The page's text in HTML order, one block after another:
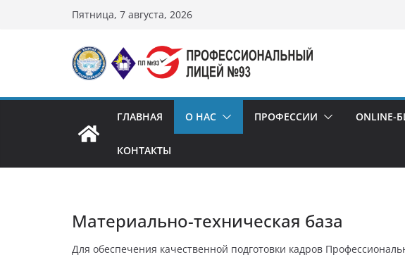
содержимому
Пятница, 7 августа, 2026
ГЛАВНАЯ О НАС ПРОФЕССИИ ONLINE-
КОНТАКТЫ
Материально-техническая база
Для обеспечения качественной подготовки кадров